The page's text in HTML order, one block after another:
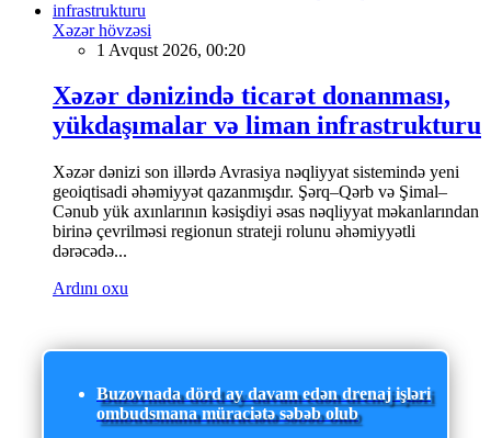
Xəzər hövzəsi
1 Avqust 2026, 00:20
Xəzər dənizində ticarət donanması,
yükdaşımalar və liman infrastrukturu
Xəzər dənizi son illərdə Avrasiya nəqliyyat sistemində yeni
geoiqtisadi əhəmiyyət qazanmışdır. Şərq–Qərb və Şimal–
Cənub yük axınlarının kəsişdiyi əsas nəqliyyat məkanlarından
birinə çevrilməsi regionun strateji rolunu əhəmiyyətli
dərəcədə...
Ardını oxu
Buzovnada dörd ay davam edən drenaj işləri
ombudsmana müraciətə səbəb olub